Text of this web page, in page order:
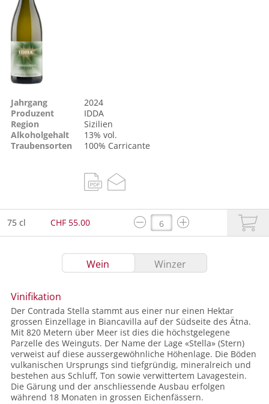
Jahrgang
2024
Produzent
IDDA
Region
Sizilien
Alkoholgehalt
13% vol.
Traubensorten
100% Carricante
75 cl CHF 55.00
Wein Winzer
Vinifikation
Der Contrada Stella stammt aus einer nur einen Hektar
grossen Einzellage in Biancavilla auf der Südseite des Ätna.
Mit 820 Metern über Meer ist dies die höchstgelegene
Parzelle des Weinguts. Der Name der Lage «Stella» (Stern)
verweist auf diese aussergewöhnliche Höhenlage. Die Böden
vulkanischen Ursprungs sind tiefgründig, mineralreich und
bestehen aus Schluff, Ton sowie verwittertem Lavagestein.
Die Gärung und der anschliessende Ausbau erfolgen
während 18 Monaten in grossen Eichenfässern.